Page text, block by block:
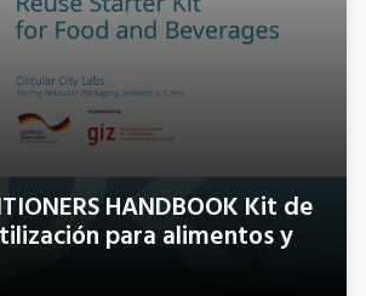
HANDBOOK Kit de
para alimentos y